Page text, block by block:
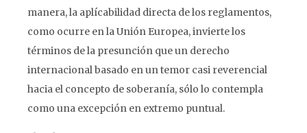
manera, la aplícabilidad directa de los reglamentos,
como ocurre en la Unión Europea, invierte los
términos de la presunción que un derecho
internacional basado en un temor casi reverencial
hacia el concepto de soberanía, sólo lo contempla
como una excepción en extremo puntual.